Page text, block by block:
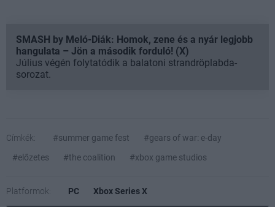
SMASH by Meló-Diák: Homok, zene és a nyár legjobb
hangulata – Jön a második forduló! (X)
Július végén folytatódik a balatoni strandröplabda-
sorozat.
Címkék: #summer game fest
#gears of war: e-day
#előzetes
#the coalition #xbox game studios
Platformok: PC Xbox Series X